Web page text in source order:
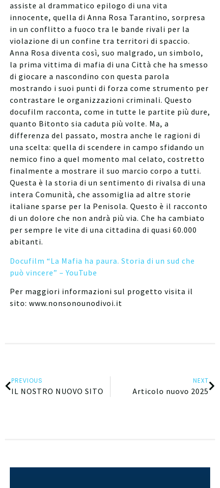
assiste al drammatico epilogo di una vita
innocente, quella di Anna Rosa Tarantino, sorpresa
in un conflitto a fuoco tra le bande rivali per la
violazione di un confine tra territori di spaccio.
Anna Rosa diventa così, suo malgrado, un simbolo,
la prima vittima di mafia di una Città che ha smesso
di giocare a nascondino con questa parola
mostrando i suoi punti di forza come strumento per
contrastare le organizzazioni criminali. Questo
docufilm racconta, come in tutte le partite più dure,
quanto Bitonto sia caduta più volte. Ma, a
differenza del passato, mostra anche le ragioni di
una scelta: quella di scendere in campo sfidando un
nemico fino a quel momento mal celato, costretto
finalmente a mostrare il suo marcio corpo a tutti.
Questa è la storia di un sentimento di rivalsa di una
intera Comunità, che assomiglia ad altre storie
italiane sparse per la Penisola. Questo è il racconto
di un dolore che non andrà più via. Che ha cambiato
per sempre le vite di una cittadina di quasi 60.000
abitanti.
Docufilm “La Mafia ha paura. Storia di un sud che
può vincere” – YouTube
Per maggiori informazioni sul progetto visita il
sito: www.nonsonounodivoi.it
PREVIOUS
IL NOSTRO NUOVO SITO
NEXT
Articolo nuovo 2025